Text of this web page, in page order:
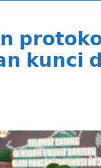
𝗸𝘂𝗻𝗰𝗶